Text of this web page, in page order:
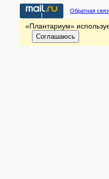
Обратная
«Плантариум»
Соглашаюсь